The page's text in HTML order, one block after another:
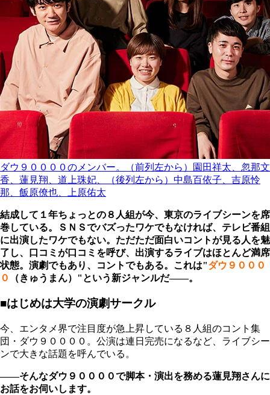
ダウ９００００のメンバー。（前列左から）園田祥太、忽那文
香、蓮見翔、道上珠妃、（後列左から）中島百依子、吉原怜
那、飯原僚也、上原佑太
結成して１年ちょっとの８人組が今、東京のライブシーンを席
巻している。ＳＮＳでバズったワケでもなければ、テレビ番組
に出演したワケでもない。ただただ面白いコントが見る人を魅
了し、口コミが口コミを呼び、出演するライブはほとんど満席
状態。演劇でもあり、コントでもある。これは"ダウ９０００
０
（きゅうまん）"という新ジャンルだ――。
■はじめは大学の演劇サークル
今、エンタメ界で注目度が急上昇している８人組のコント集
団・ダウ９００００。公演は連日完売になるなど、ライブシー
ンで大きな話題を呼んでいる。
――そんなダウ９００００で脚本・演出を務める蓮見翔 さんに
お話をお伺いします。